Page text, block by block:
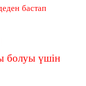
бастап
болуы үшін